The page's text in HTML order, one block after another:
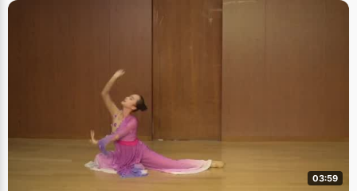
的学习态度，进步很快。在电子琴八、九级考试的时候，康静突然感觉考试
不许玩。就这样，康静一边哭着一边弹，在琴台前整整坐了八个小时。第二
天，再弹那首曲子的时候，旋律变得熟悉而且流畅，连老师也忍不住连连夸
奖。康静说："每次学习一样东西的时候，妈妈都会对我说，一定要坚持下
去。在学琴的过程中，妈妈培养了我绝不放弃的精神，不管遇到多大的困
难，吃了多少苦，坚持到底就是胜利，对学习上养成一种良好的学习习惯也
很有帮助。"现在，康静每次坐在钢琴前优雅自然的弹出优美的旋律的时候，
都能想起当初那个难熬的八小时，在状元的光环背后，也只有康静自己知
道，要比别人要付出更多的泪水和汗水。 充分利用每一分钟时间 说到学习方
法，康静说，学习效率很重要，时间投入多少并不重要，重要的是在单位时
间内能学到多少东西。康静特别擅长充分利用每一分钟的时间，把零散的时
03:59